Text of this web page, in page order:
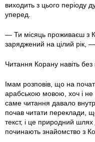
виходить з цього періоду
уперед.
— Ти місяць проживаєш з
заряджений на цілий рік,
Читання Корану навіть без
Імам розповів, що на
арабською мовою, хоч і не
саме читання давало
почав читати переклади,
текст, і це природний
починають знайомство з